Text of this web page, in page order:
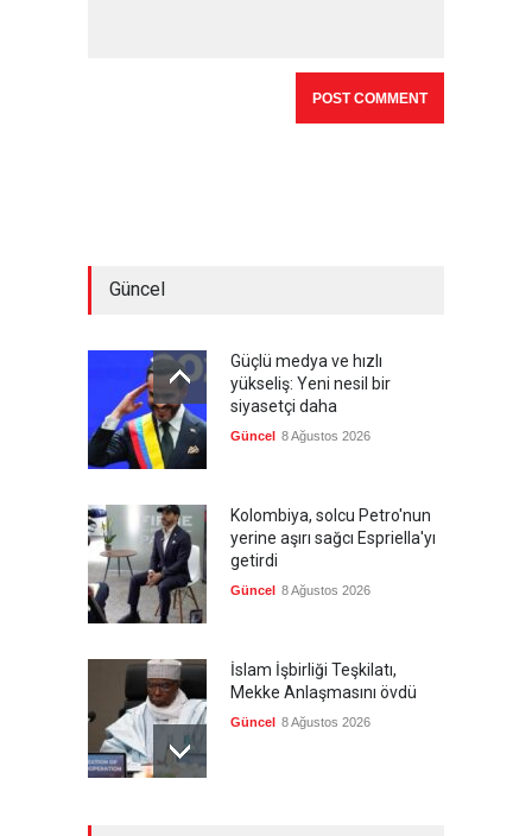
Güncel
Güçlü medya ve hızlı
yükseliş: Yeni nesil bir
siyasetçi daha
Güncel 8 Ağustos 2026
Kolombiya, solcu Petro'nun
yerine aşırı sağcı Espriella'yı
getirdi
Güncel 8 Ağustos 2026
İslam İşbirliği Teşkilatı,
Mekke Anlaşmasını övdü
Güncel 8 Ağustos 2026